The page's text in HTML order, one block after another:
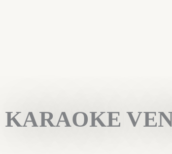
KARAOKE